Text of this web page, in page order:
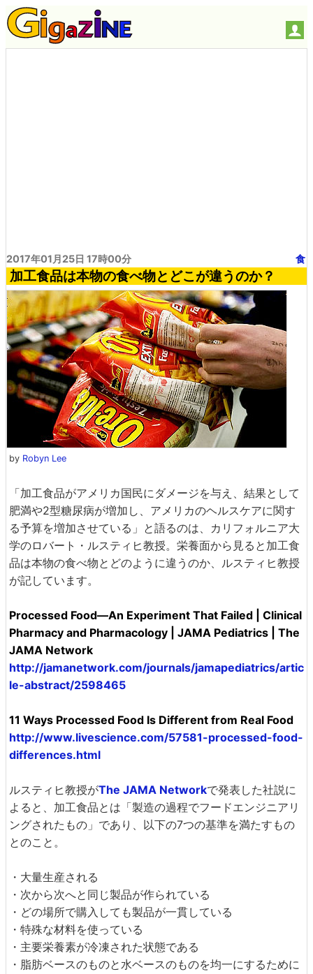
2017年01月25日 17時00分 食
加工食品は本物の食べ物とどこが違うのか？
by Robyn Lee
「加工食品がアメリカ国民にダメージを与え、結果として
肥満や2型糖尿病が増加し、アメリカのヘルスケアに関す
る予算を増加させている」と語るのは、カリフォルニア大
学のロバート・ルスティヒ教授。栄養面から見ると加工食
品は本物の食べ物とどのように違うのか、ルスティヒ教授
が記しています。
Processed Food—An Experiment That Failed | Clinical
Pharmacy and Pharmacology | JAMA Pediatrics | The
JAMA Network
http://jamanetwork.com/journals/jamapediatrics/artic
le-abstract/2598465
11 Ways Processed Food Is Different from Real Food
http://www.livescience.com/57581-processed-food-
differences.html
ルスティヒ教授がThe JAMA Networkで発表した社説に
よると、加工食品とは「製造の過程でフードエンジニアリ
ングされたもの」であり、以下の7つの基準を満たすもの
とのこと。
・大量生産される
・次から次へと同じ製品が作られている
・どの場所で購入しても製品が一貫している
・特殊な材料を使っている
・主要栄養素が冷凍された状態である
・脂肪ベースのものと水ベースのものを均一にするために